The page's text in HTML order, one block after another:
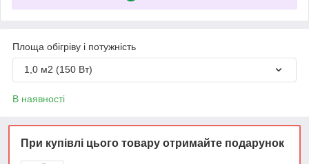
Площа обігріву і потужність
1,0 м2 (150 Вт)
В наявності
При купівлі цього товару отримайте подарунок